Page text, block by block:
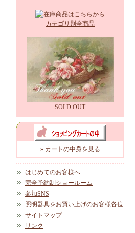
カテゴリ別全商品
SOLD OUT
» カートの中身を見る
はじめてのお客様へ
完全予約制ショールーム
参加SNS
照明器具をお買い上げのお客様各位
サイトマップ
リンク